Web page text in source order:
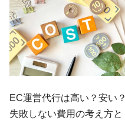
EC運営代行は高い？安い？
失敗しない費用の考え方と